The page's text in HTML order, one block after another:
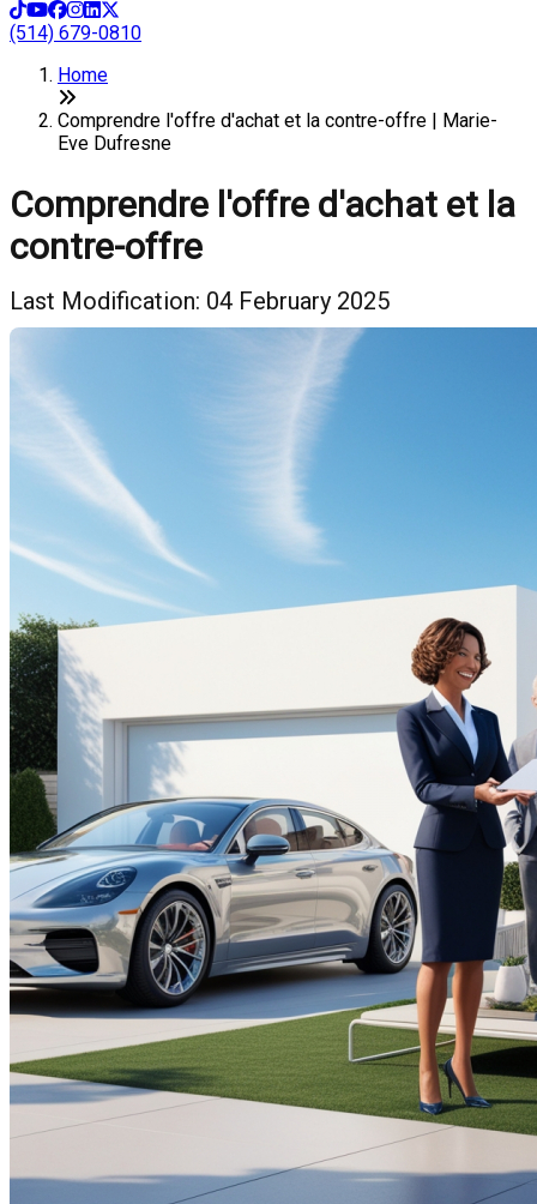
(514) 679-0810
Home
Comprendre l'offre d'achat et la contre-offre | Marie-
Eve Dufresne
Comprendre l'offre d'achat et la
contre-offre
Last Modification: 04 February 2025